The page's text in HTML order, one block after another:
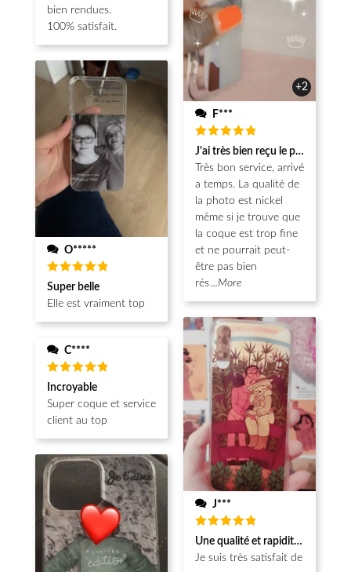
bien rendues.
100% satisfait.
O*****
Note 5
sur 5
Super belle
Elle est vraiment top
C****
Note5
sur 5
Incroyable
Super coque et service
client au top
+2
F***
Note5
sur 5
J'ai très bien reçu le produit.
Très bon service, arrivé
a temps. La qualité de
la photo est nickel
même si je trouve que
la coque est trop fine
et ne pourrait peut-
être pas bien
rés...More
J***
Note5
sur 5
Une qualité et rapidité au top!
Je suis très satisfait de